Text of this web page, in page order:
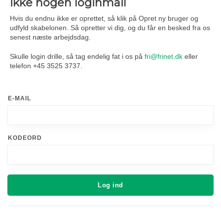
Hvis du endnu ikke er oprettet, så klik på Opret ny bruger og
udfyld skabelonen. Så opretter vi dig, og du får en besked fra os
senest næste arbejdsdag.
Skulle login drille, så tag endelig fat i os på fri@frinet.dk eller
telefon +45 3525 3737.
E-MAIL
KODEORD
Log ind